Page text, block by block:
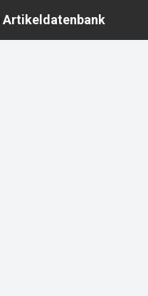
Artikeldatenbank